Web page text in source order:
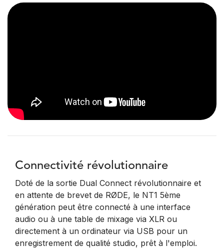
Connectivité révolutionnaire
Doté de la sortie Dual Connect révolutionnaire et
en attente de brevet de RØDE, le NT1 5ème
génération peut être connecté à une interface
audio ou à une table de mixage via XLR ou
directement à un ordinateur via USB pour un
enregistrement de qualité studio, prêt à l'emploi.